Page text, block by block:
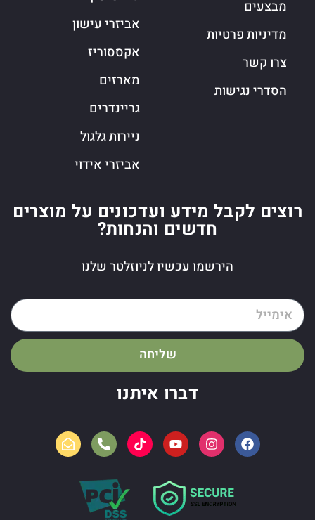
מבצעים
מדיניות פרטיות
צרו קשר
הסדרי נגישות
אביזרי עישון
אקססוריז
מארזים
גריינדרים
ניירות גלגול
אביזרי אידוי
רוצים לקבל מידע ועדכונים על מוצרים
חדשים והנחות?
הירשמו עכשיו לניוזלטר שלנו
שליחה
דברו איתנו